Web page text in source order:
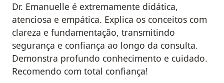
Dr. Emanuelle é extremamente didática,
atenciosa e empática. Explica os conceitos com
clareza e fundamentação, transmitindo
segurança e confiança ao longo da consulta.
Demonstra profundo conhecimento e cuidado.
Recomendo com total confiança!